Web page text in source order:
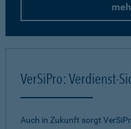
VerSiPro: Verdienst-
Auch in Zukunft sorgt